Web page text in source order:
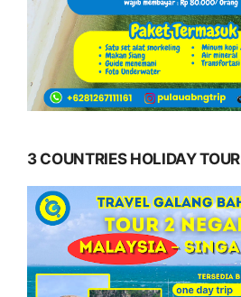
3 COUNTRIES HOLIDAY TOUR